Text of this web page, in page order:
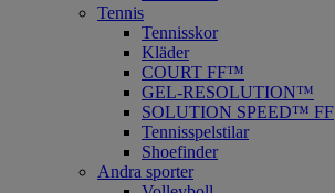
Tennis
Tennisskor
Kläder
COURT FF™
GEL-RESOLUTION™
SOLUTION SPEED™ FF
Tennisspelstilar
Shoefinder
Andra sporter